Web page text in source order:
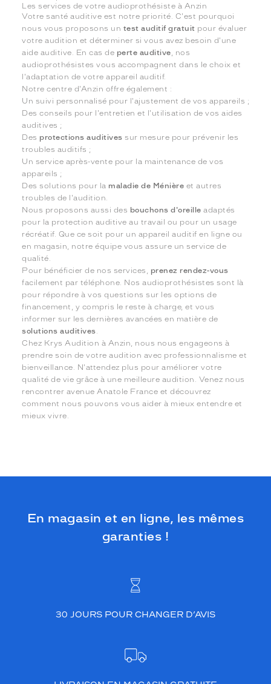
Les services de votre audioprothésiste à Anzin
Votre santé auditive est notre priorité. C'est pourquoi
nous vous proposons un test auditif gratuit pour évaluer
votre audition et déterminer si vous avez besoin d'une
aide auditive. En cas de perte auditive, nos
audioprothésistes vous accompagnent dans le choix et
l'adaptation de votre appareil auditif.
Notre centre d'Anzin offre également :
Un suivi personnalisé pour l'ajustement de vos appareils ;
Des conseils pour l'entretien et l'utilisation de vos aides
auditives ;
Des protections auditives sur mesure pour prévenir les
troubles auditifs ;
Un service après-vente pour la maintenance de vos
appareils ;
Des solutions pour la maladie de Ménière et autres
troubles de l'audition.
Nous proposons aussi des bouchons d'oreille adaptés
pour la protection auditive au travail ou pour un usage
récréatif. Que ce soit pour un appareil auditif en ligne ou
en magasin, notre équipe vous assure un service de
qualité.
Pour bénéficier de nos services, prenez rendez-vous
facilement par téléphone. Nos audioprothésistes sont là
pour répondre à vos questions sur les options de
financement, y compris le reste à charge, et vous
informer sur les dernières avancées en matière de
solutions auditives.
Chez Krys Audition à Anzin, nous nous engageons à
prendre soin de votre audition avec professionnalisme et
bienveillance. N'attendez plus pour améliorer votre
qualité de vie grâce à une meilleure audition. Venez nous
rencontrer avenue Anatole France et découvrez
comment nous pouvons vous aider à mieux entendre et
mieux vivre.
En magasin et en ligne, les mêmes
garanties !
30 JOURS POUR CHANGER D’AVIS